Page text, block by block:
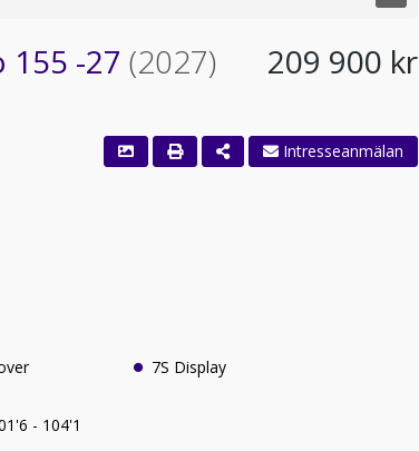
155 -27 (2027) 209 900 kr
Intresseanmälan
- 101'6 - 104'1
7S Display